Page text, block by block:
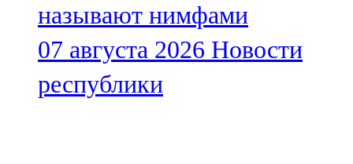
называют нимфами
07 августа 2026 Новости
республики